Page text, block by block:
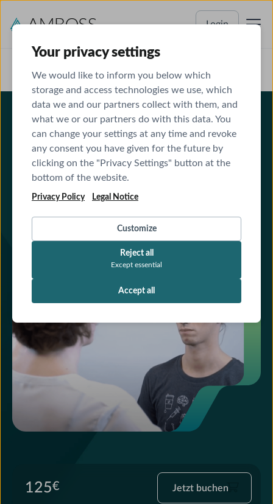
Your privacy settings
We would like to inform you below which
storage and access technologies we use, which
data we and our partners collect with them, and
what we or our partners do with this data. You
can change your settings at any time and revoke
any consent you have given for the future by
clicking on the "Privacy Settings" button at the
bottom of the website.
Privacy Policy Legal Notice
Customize
Reject all
Except essential
Accept all
Login
ONLINE-FORTBILDUNG
Leitsymptom Schwindel
Diagnostik, Ursachen und Weiterversorgung
CME-Punkte
125€
buchen
Jetzt buchen